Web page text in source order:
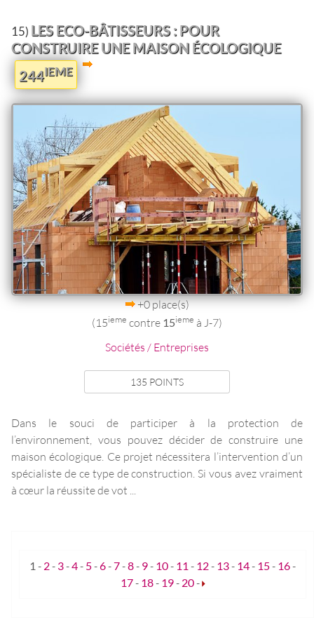
15) LES ECO-BÂTISSEURS : POUR
CONSTRUIRE UNE MAISON ÉCOLOGIQUE
244IEME
+0 place(s)
(15ieme contre 15ieme à J-7)
Sociétés / Entreprises
135 POINTS
Dans le souci de participer à la protection de
l’environnement, vous pouvez décider de construire une
maison écologique. Ce projet nécessitera l’intervention d’un
spécialiste de ce type de construction. Si vous avez vraiment
à cœur la réussite de vot ...
1 - 2- 3-4- 5-6-7-8- 9- 10- 11 - 12- 13- 14- 15- 16-
17- 18- 19- 20-